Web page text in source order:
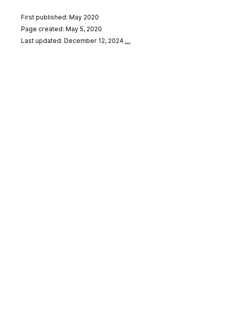
First published: May 2020
Page created: May 5, 2020
Last updated: December 12, 2024 …